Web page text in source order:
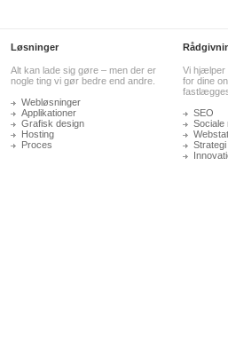
Løsninger
Alt kan lade sig gøre – men der er
nogle ting vi gør bedre end andre.
Webløsninger
Applikationer
Grafisk design
Hosting
Proces
Vi hjælper
for dine
SEO
Sociale
Strategi